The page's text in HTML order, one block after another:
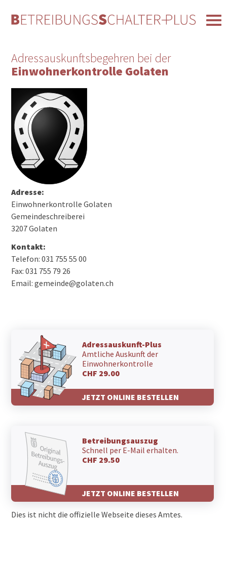
Adressauskunftsbegehren bei der
Einwohnerkontrolle Golaten
Adresse:
Einwohnerkontrolle Golaten
Gemeindeschreiberei
3207 Golaten
Kontakt:
Telefon: 031 755 55 00
Fax: 031 755 79 26
Email: gemeinde@golaten.ch
Adressauskunft-Plus
Amtliche Auskunft der
Einwohnerkontrolle
CHF 29.00
JETZT ONLINE BESTELLEN
Betreibungsauszug
Schnell per E-Mail erhalten.
CHF 29.50
JETZT ONLINE BESTELLEN
Dies ist nicht die offizielle Webseite dieses Amtes.